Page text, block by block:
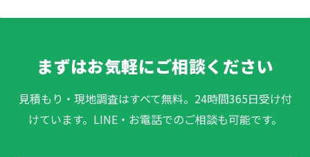
まずはお気軽にご相談ください
見積もり・現地調査はすべて無料。24時間365日受け付
けています。LINE・お電話でのご相談も可能です。